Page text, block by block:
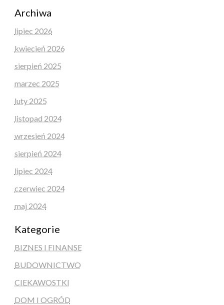
Archiwa
lipiec 2026
kwiecień 2026
sierpień 2025
marzec 2025
luty 2025
listopad 2024
wrzesień 2024
sierpień 2024
lipiec 2024
czerwiec 2024
maj 2024
Kategorie
BIZNES I FINANSE
BUDOWNICTWO
CIEKAWOSTKI
DOM I OGRÓD